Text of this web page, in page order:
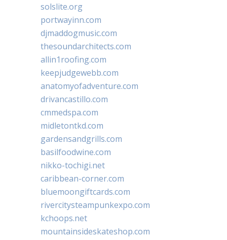
solslite.org
portwayinn.com
djmaddogmusic.com
thesoundarchitects.com
allin1roofing.com
keepjudgewebb.com
anatomyofadventure.com
drivancastillo.com
cmmedspa.com
midletontkd.com
gardensandgrills.com
basilfoodwine.com
nikko-tochigi.net
caribbean-corner.com
bluemoongiftcards.com
rivercitysteampunkexpo.com
kchoops.net
mountainsideskateshop.com